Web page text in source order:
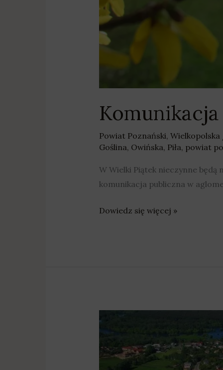
Powiat Poznański, Wielkopolska
Goślina, Owińska, Piła, powiat
W Wielki Piątek nieczynne
komunikacja publiczna w
Dowiedz się więcej »
sami
zdecydować